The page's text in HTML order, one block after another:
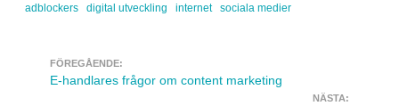
adblockers
digital utveckling internet sociala medier
Navigera inlägg
FÖREGÅENDE:
E-handlares frågor om content marketing
NÄSTA: